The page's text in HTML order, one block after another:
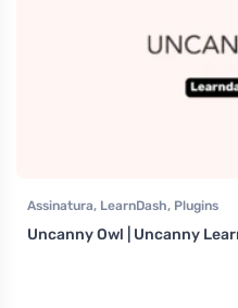
Assinatura, LearnDash, Plugins
Uncanny Owl | Uncanny